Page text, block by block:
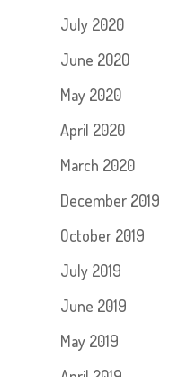
July 2020
June 2020
May 2020
April 2020
March 2020
December 2019
October 2019
July 2019
June 2019
May 2019